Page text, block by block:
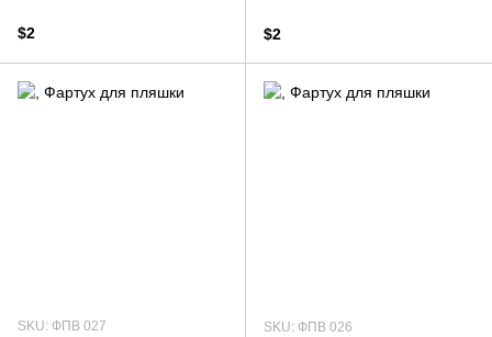
$2 $2
SKU: ФПВ 027 SKU: ФПВ 026